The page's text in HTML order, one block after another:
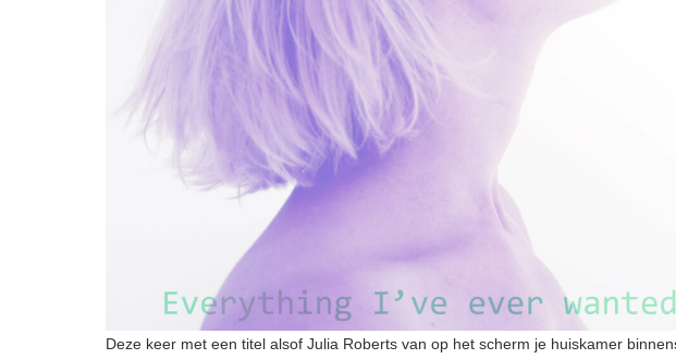
Deze keer met een titel alsof Julia Roberts van op het scherm je huiskamer